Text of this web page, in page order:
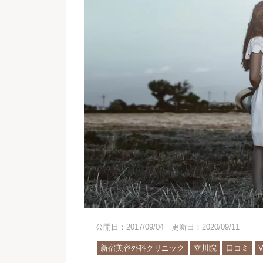
公開日：2017/09/04 更新日：2020/09/11
新宿美容外科クリニック 立川院 口コミ